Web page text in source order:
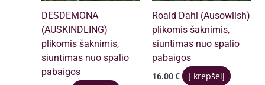
DESDEMONA
(AUSKINDLING)
plikomis šaknimis,
siuntimas nuo spalio
pabaigos
Roald Dahl (Ausowlish)
plikomis šaknimis,
siuntimas nuo spalio
pabaigos
16.00€ Į krepšelį